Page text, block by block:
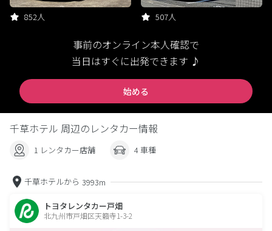
852人 507人
事前のオンライン本人確認で
当日はすぐに出発できます ♪
始める
千草ホテル 周辺のレンタカー情報
1 レンタカー店舗 4 車種
千草ホテルから 3993m
トヨタレンタカー戸畑
北九州市戸畑区天籟寺1-3-2